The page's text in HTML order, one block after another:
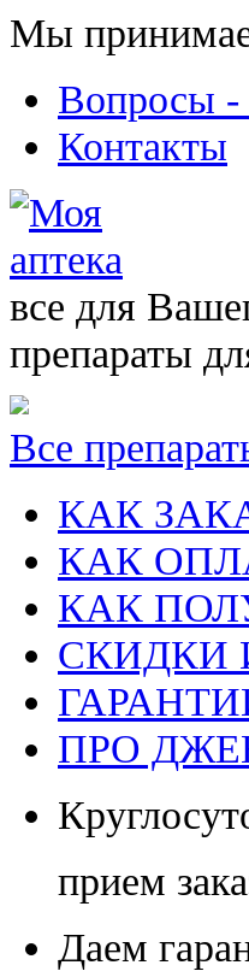
Мы
Вопросы -
Контакты
все для
препараты
Все
КАК
КАК
КАК
СКИДКИ
ПРО
прием
Даем